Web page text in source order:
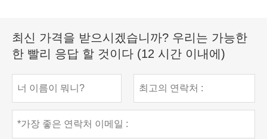
최신 가격을 받으시겠습니까? 우리는 가능한
한 빨리 응답 할 것이다 (12 시간 이내에)